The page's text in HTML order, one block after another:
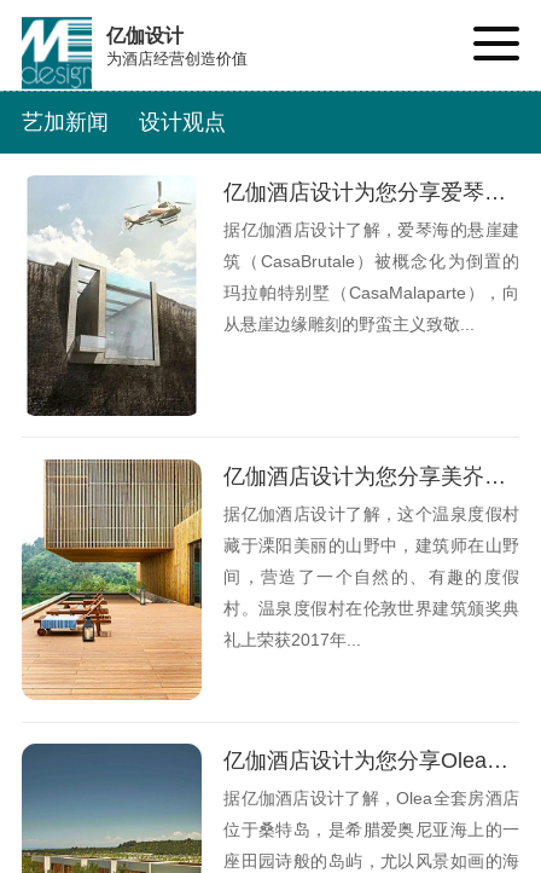
亿伽设计
为酒店经营创造价值
艺加新闻 设计观点
亿伽酒店设计为您分享爱琴海悬崖酒店设计观点
据亿伽酒店设计了解，爱琴海的悬崖建
筑（CasaBrutale）被概念化为倒置的
玛拉帕特别墅（CasaMalaparte），向
从悬崖边缘雕刻的野蛮主义致敬...
亿伽酒店设计为您分享美岕山野温泉度假酒店设计观点
据亿伽酒店设计了解，这个温泉度假村
藏于溧阳美丽的山野中，建筑师在山野
间，营造了一个自然的、有趣的度假
村。温泉度假村在伦敦世界建筑颁奖典
礼上荣获2017年...
亿伽酒店设计为您分享Olea全套房酒店设计观点
据亿伽酒店设计了解，Olea全套房酒店
位于桑特岛，是希腊爱奥尼亚海上的一
座田园诗般的岛屿，尤以风景如画的海